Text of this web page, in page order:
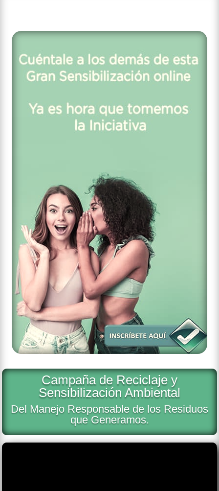
Campaña de Reciclaje y
Sensibilización Ambiental
Del Manejo Responsable de los Residuos
que Generamos.